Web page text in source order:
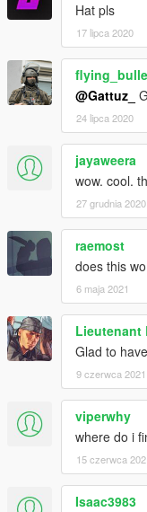
Hat pls
17 lipca 2020
@Gattuz_
24 lipca 2020
jayaweera
wow. cool.
27 grudnia 2020
raemost
does this
6 maja 2021
Lieutenant
Glad to
9 czerwca 2021
viperwhy
where do i
15 czerwca
Isaac3983